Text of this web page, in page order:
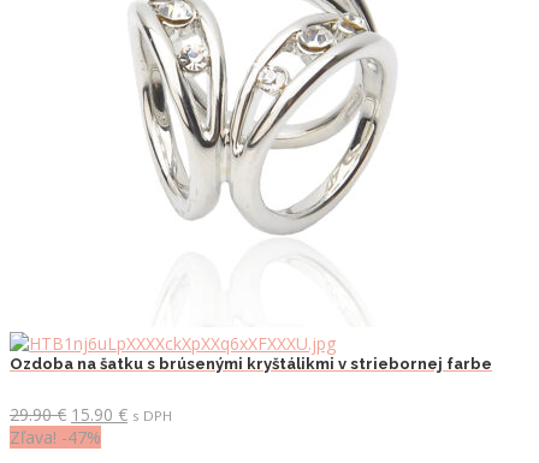
Ozdoba na šatku s brúsenými kryštálikmi v striebornej farbe
29.90€ Pôvodná
cena
15.90 €Aktuálna
s DPH
Zľava! -47%